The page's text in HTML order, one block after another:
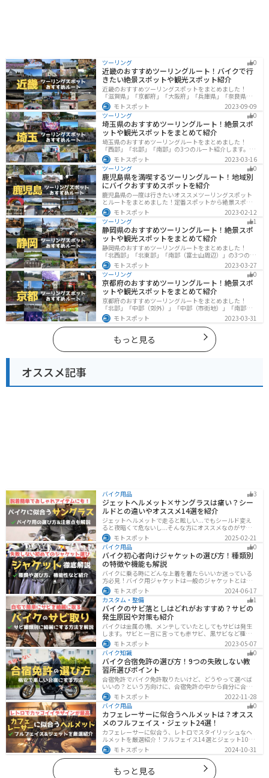
ツーリング 0
近畿のおすすめツーリングルート！バイクで行
きたい絶景スポットや観光スポット紹介
近畿のおすすめツーリングスポットをまとめました！
「滋賀県」「京都府」「大阪府」「兵庫県」「奈良県」
「和歌山」の各県の観光地紹介します。自然豊かな山々
や湖、温泉地が点在し、四季折々の景色を楽しめるスポ
ットが多数あります。バイクで近畿にツーリングに行く
際は参考にしてください。
モトスポット
2023-09-09
ツーリング
0
埼玉県のおすすめツーリングルート！絶景スポ
ットや観光スポットをまとめて紹介
埼玉県のおすすめツーリングルートをまとめました！
「西部」「北部」「南部」の3つのルート紹介します。自
然豊かな西側と街中の東側で違った楽しみ方ができま
す。バイクで埼玉県にツーリングに行く際は参考にして
ください。
モトスポット
2023-03-16
ツーリング
0
鹿児島県を満喫するツーリングルート！地域別
にバイクおすすめスポットを紹介
鹿児島県の一度は行きたいオススメツーリングスポット
とルートをまとめました！定番スポットから絶景スポッ
ト、温泉、山、海、グルメなど様々なジャンルで楽しめ
ます。バイクで鹿児島ツーリングに行こうと思っている
人は、参考にしてください。
モトスポット
2023-02-12
ツーリング
1
静岡県のおすすめツーリングルート！絶景スポ
ットや観光スポットをまとめて紹介
静岡県のおすすめツーリングルートをまとめました！
「北西部」「北東部」「南部（富士山周辺）」の3つのル
ート紹介します。富士山を中心に自然豊かな景色や食事
を楽しめるスポットが多数あります。バイクで静岡県に
ツーリングに行く際は参考にしてください。
モトスポット
2023-03-27
ツーリング
0
京都府のおすすめツーリングルート！絶景スポ
ットや観光スポットをまとめて紹介
京都府のおすすめツーリングルートをまとめました！
「北部」「中部（郊外）」「中部（市街地）」「南部」
の4つのルート紹介します。古い町並みや神社仏閣、自然
に囲まれた風光明媚なスポットが数多く存在し、様々な
楽しみ方ができます。バイクで京都府にツーリングに行
く際は参考にしてください。
モトスポット 2023-03-31
もっと見る
オススメ記事
バイク用品 3
ジェットヘルメット×サングラスは痛い？シー
ルドとの違いやオススメ14選を紹介
ジェットヘルメットで走ると眩しい...でもシールド変え
ると夜暗くて危ないし...そんな方にオススメなのがサン
グラスです！サングラスなら付け外しが自由で、眩しい
時だけ使えます。バイクを降りてからのファッションと
しても使えるおしゃれアイテムです。
モトスポット
2025-02-21
バイク用品
0
バイク初心者向けジャケットの選び方！種類別
の特徴や機能も解説
バイクに乗る時にどんな上着を着たらいいか迷っている
方必見！バイク用ジャケットは一般のジャケットとは違
い、バイク専用に作られています。動きやすさ・快適
さ・機能性・デザイン性など様々なメリットがありま
す。この記事では、ジャケットの種類や選び方など初心
者が知っておくべきことをまとめました。
モトスポット
2024-06-17
カスタム・整備
1
バイクのサビ落としはどれがおすすめ？サビの
発生原因や対策も紹介
バイクは金属の塊、メンテしていたとしてもサビは発生
します。サビと一言に言っても赤サビ、黒サビなど種類
があります。サビごとに有効なサビ落とし剤は違うの
で、正しいサビ落とし剤を使う必要があります。この記
事ではサビの種類から対処法、オススメのサビ取り剤を
まとめました。
モトスポット
2023-05-07
バイク知識
0
バイク合宿免許の選び方！9つの失敗しない教
習所選びポイント
合宿免許でバイク免許取りたいけど、どうやって選べば
いいの？という方向けに、合宿免許の中から自分に合っ
た教習所を選ぶ方法をまとめました。押さえるべきポイ
ントは9つです。料金をできるだけ抑えたり、旅行も兼ね
て楽しみたい人必見です！
モトスポット
2022-11-28
バイク用品
0
カフェレーサーに似合うヘルメットは？オスス
メのフルフェイス・ジェット24選！
カフェレーサーに似合う、レトロでスタイリッシュなヘ
ルメットを厳選紹介！フルフェイス14選とジェット10選
の多彩なラインナップで、安全性とデザインの両立を実
現。こだわりのヘルメットで、あなたのライダーズライ
フをより魅力的にアップグレードしましょう！
モトスポット 2024-10-31
もっと見る